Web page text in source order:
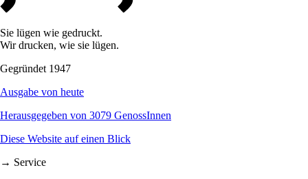
Sie lügen wie gedruckt.
Wir drucken, wie sie lügen.
Gegründet 1947
Ausgabe von heute
Herausgegeben von 3079 GenossInnen
Diese Website auf einen Blick
→ Service